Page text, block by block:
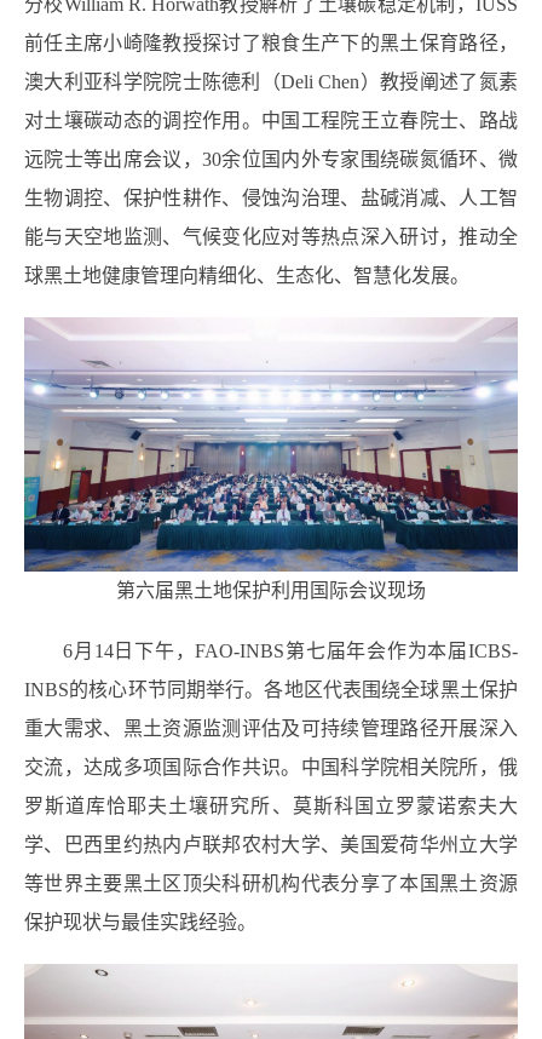
前任主席小崎隆教授探讨了粮食生产下的黑土保育路径，
澳大利亚科学院院士陈德利（Deli Chen）教授阐述了氮素
对土壤碳动态的调控作用。中国工程院王立春院士、路战
远院士等出席会议，30余位国内外专家围绕碳氮循环、微
生物调控、保护性耕作、侵蚀沟治理、盐碱消减、人工智
能与天空地监测、气候变化应对等热点深入研讨，推动全
球黑土地健康管理向精细化、生态化、智慧化发展。
第六届黑土地保护利用国际会议现场
6月14日下午，FAO-INBS第七届年会作为本届ICBS-
INBS的核心环节同期举行。各地区代表围绕全球黑土保护
重大需求、黑土资源监测评估及可持续管理路径开展深入
交流，达成多项国际合作共识。中国科学院相关院所，俄
罗斯道库恰耶夫土壤研究所、莫斯科国立罗蒙诺索夫大
学、巴西里约热内卢联邦农村大学、美国爱荷华州立大学
等世界主要黑土区顶尖科研机构代表分享了本国黑土资源
保护现状与最佳实践经验。